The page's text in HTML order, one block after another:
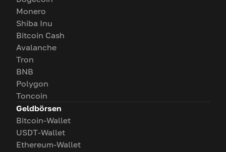
Monero
Shiba Inu
Bitcoin Cash
Avalanche
Tron
BNB
Polygon
Toncoin
Geldbörsen
Bitcoin-Wallet
USDT-Wallet
Ethereum-Wallet